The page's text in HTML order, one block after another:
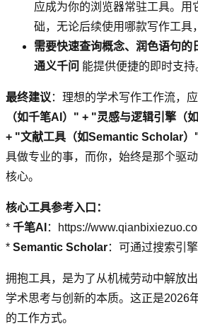
应成为你的浏览器常驻工具。用
础，无论后续使用哪款写作工具
需要快速查询概念、润色语句的
通义千问 能提供便捷的即时支持
最终建议 ：理想的学术写作工作流，
（如千笔AI）" + "灵感与逻辑引擎（
+ "文献工具（如Semantic Scholar）
具做专业的事，而你，始终是那个驱
核心。
核心工具参考入口：
* 千笔AI ：https://
* Semantic Scholar：可通过搜索引
拥抱工具，是为了从机械劳动中解放
学术思考与创新的本质。这正是2026
的工作方式。